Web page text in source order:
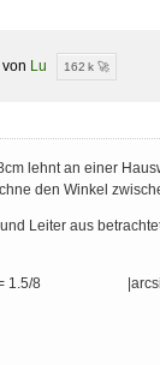
von Lu 162 k 🚀
lehnt an einer
den Winkel
Leiter aus
= a/c = 1.5/8